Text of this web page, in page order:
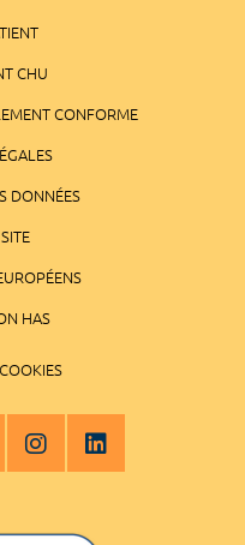
CHU
CONFORME
DONNÉES
HAS